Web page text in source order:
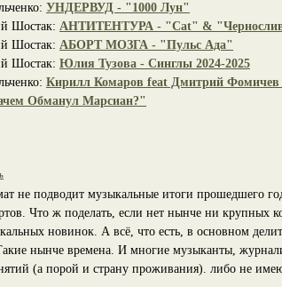
УНДЕРВУД - "1000 Лун"
Шостак: АНТИТЕНТУРА - "Cat" &
Шостак: АБОРТ МОЗГА - "Пульс Ада"
Шостак: Юлия Тузова - Синглы 2024-2025
Кирилл Комаров feat Дмитрий Фомичев
Обманул Марсиан?"
не подводит музыкальные итоги прошедшего
Что ж поделать, если нет нынче ни крупных
новинок. А всё, что есть, в основном
нынче времена. И многие музыканты,
(а порой и страну проживания). либо не